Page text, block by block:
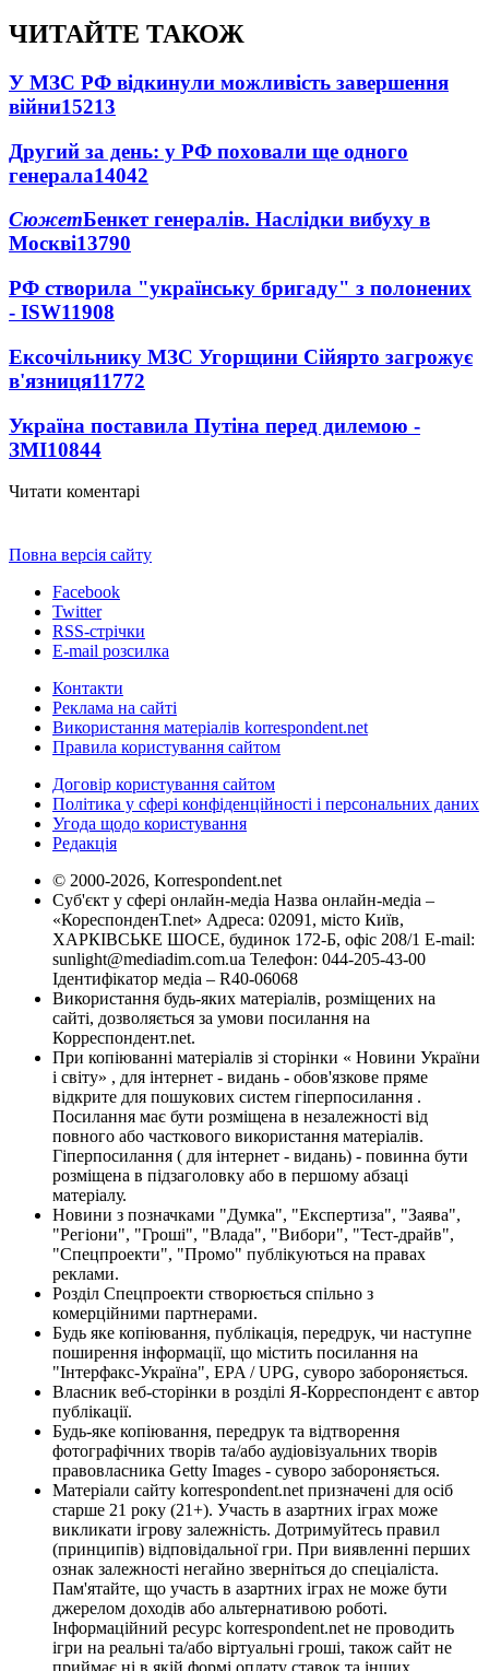
ЧИТАЙТЕ ТАКОЖ
У МЗС РФ відкинули можливість завершення
війни15213
Другий за день: у РФ поховали ще одного
генерала14042
СюжетБенкет генералів. Наслідки вибуху в
Москві13790
РФ створила "українську бригаду" з полонених
- ISW11908
Ексочільнику МЗС Угорщини Сійярто загрожує
в'язниця11772
Україна поставила Путіна перед дилемою -
ЗМІ10844
Читати коментарі
Повна версія сайту
Facebook
Twitter
RSS-стрічки
E-mail розсилка
Контакти
Реклама на сайті
Використання матеріалів korrespondent.net
Правила користування сайтом
Договір користування сайтом
Політика у сфері конфіденційності і персональних даних
Угода щодо користування
Редакція
© 2000-2026, Korrespondent.net
Суб'єкт у сфері онлайн-медіа Назва онлайн-медіа –
«КореспонденТ.net» Адреса: 02091, місто Київ,
ХАРКІВСЬКЕ ШОСЕ, будинок 172-Б, офіс 208/1 E-mail:
sunlight@mediadim.com.ua Телефон: 044-205-43-00
Ідентифікатор медіа – R40-06068
Використання будь-яких матеріалів, розміщених на
сайті, дозволяється за умови посилання на
Корреспондент.net.
При копіюванні матеріалів зі сторінки « Новини України
і світу» , для інтернет - видань - обов'язкове пряме
відкрите для пошукових систем гіперпосилання .
Посилання має бути розміщена в незалежності від
повного або часткового використання матеріалів.
Гіперпосилання ( для інтернет - видань) - повинна бути
розміщена в підзаголовку або в першому абзаці
матеріалу.
Новини з позначками "Думка", "Експертиза", "Заява",
"Регіони", "Гроші", "Влада", "Вибори", "Тест-драйв",
"Спецпроекти", "Промо" публікуються на правах
реклами.
Розділ Спецпроекти створюється спільно з
комерційними партнерами.
Будь яке копіювання, публікація, передрук, чи наступне
поширення інформації, що містить посилання на
"Інтерфакс-Україна", EPA / UPG, суворо забороняється.
Власник веб-сторінки в розділі Я-Корреспондент є автор
публікації.
Будь-яке копіювання, передрук та відтворення
фотографічних творів та/або аудіовізуальних творів
правовласника Getty Images - суворо забороняється.
Матеріали сайту korrespondent.net призначені для осіб
старше 21 року (21+). Участь в азартних іграх може
викликати ігрову залежність. Дотримуйтесь правил
(принципів) відповідальної гри. При виявленні перших
ознак залежності негайно зверніться до спеціаліста.
Пам'ятайте, що участь в азартних іграх не може бути
джерелом доходів або альтернативою роботі.
Інформаційний ресурс korrespondent.net не проводить
ігри на реальні та/або віртуальні гроші, також сайт не